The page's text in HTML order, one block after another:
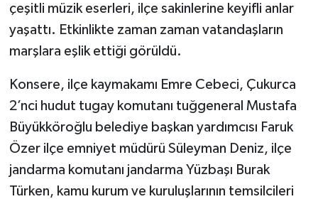
çeşitli müzik eserleri, ilçe sakinlerine keyifli anlar
yaşattı. Etkinlikte zaman zaman vatandaşların
marşlara eşlik ettiği görüldü.
Konsere, ilçe kaymakamı Emre Cebeci, Çukurca
2’nci hudut tugay komutanı tuğgeneral Mustafa
Büyükköroğlu belediye başkan yardımcısı Faruk
Özer ilçe emniyet müdürü Süleyman Deniz, ilçe
jandarma komutanı jandarma Yüzbaşı Burak
Türken, kamu kurum ve kuruluşlarının temsilcileri